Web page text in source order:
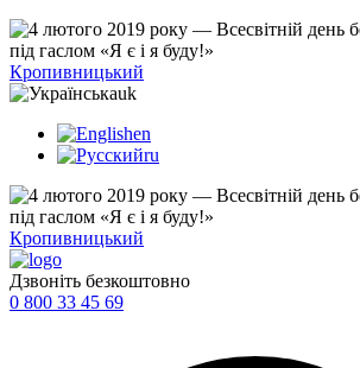
Кропивницький
uk
en
ru
Кропивницький
Дзвоніть безкоштовно
0 800 33 45 69